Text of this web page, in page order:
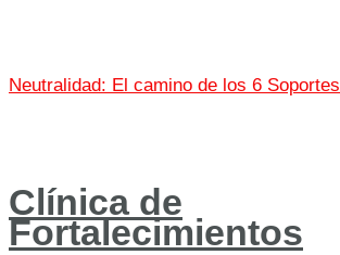
Neutralidad: El camino de los 6 Soportes
Clínica de
Fortalecimientos